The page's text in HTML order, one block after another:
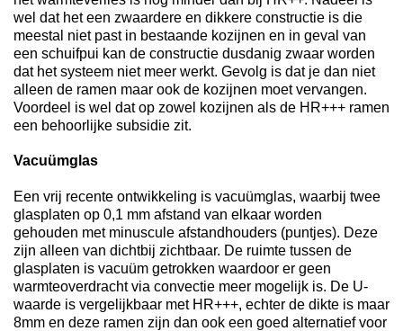
wel dat het een zwaardere en dikkere constructie is die
meestal niet past in bestaande kozijnen en in geval van
een schuifpui kan de constructie dusdanig zwaar worden
dat het systeem niet meer werkt. Gevolg is dat je dan niet
alleen de ramen maar ook de kozijnen moet vervangen.
Voordeel is wel dat op zowel kozijnen als de HR+++ ramen
een behoorlijke subsidie zit.
Vacuümglas
Een vrij recente ontwikkeling is vacuümglas, waarbij twee
glasplaten op 0,1 mm afstand van elkaar worden
gehouden met minuscule afstandhouders (puntjes). Deze
zijn alleen van dichtbij zichtbaar. De ruimte tussen de
glasplaten is vacuüm getrokken waardoor er geen
warmteoverdracht via convectie meer mogelijk is. De U-
waarde is vergelijkbaar met HR+++, echter de dikte is maar
8mm en deze ramen zijn dan ook een goed alternatief voor